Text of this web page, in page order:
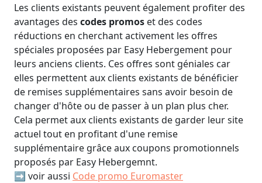
Les clients existants peuvent également profiter des
avantages des codes promos et des codes
réductions en cherchant activement les offres
spéciales proposées par Easy Hebergement pour
leurs anciens clients. Ces offres sont géniales car
elles permettent aux clients existants de bénéficier
de remises supplémentaires sans avoir besoin de
changer d'hôte ou de passer à un plan plus cher.
Cela permet aux clients existants de garder leur site
actuel tout en profitant d'une remise
supplémentaire grâce aux coupons promotionnels
proposés par Easy Hebergemnt.
➡️ voir aussi Code promo Euromaster